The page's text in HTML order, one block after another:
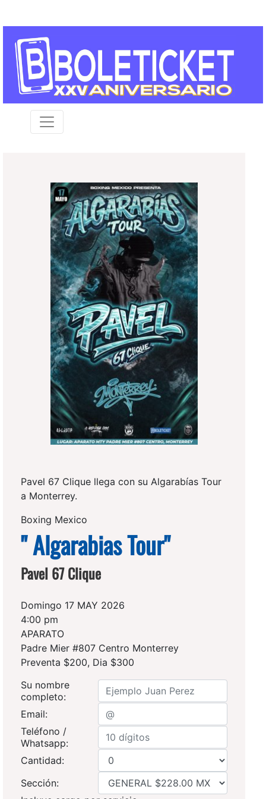
Pavel 67 Clique llega con su Algarabías Tour
a Monterrey.
Boxing Mexico
" Algarabias Tour"
Pavel 67 Clique
Domingo 17 MAY 2026
4:00 pm
APARATO
Padre Mier #807 Centro Monterrey
Preventa $200, Dia $300
Su nombre
completo:
Email:
Teléfono /
Whatsapp:
Cantidad:
Sección: